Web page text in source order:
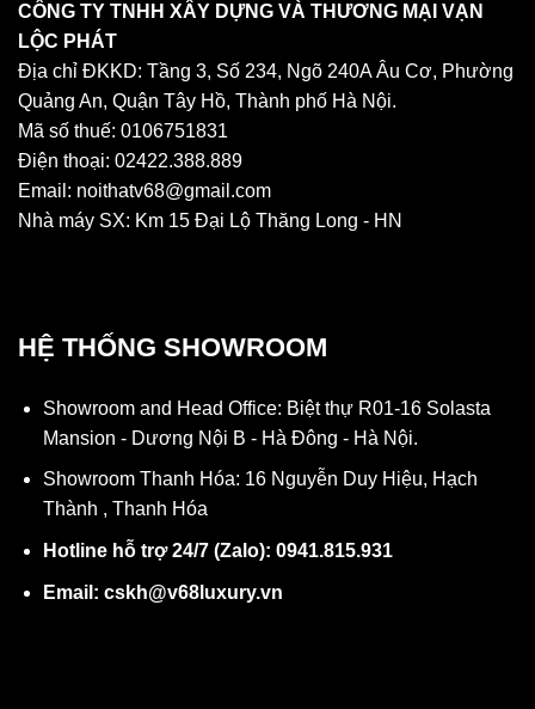
CÔNG TY TNHH XÂY DỰNG VÀ THƯƠNG MẠI VẠN
LỘC PHÁT
Địa chỉ ĐKKD: Tầng 3, Số 234, Ngõ 240A Âu Cơ, Phường
Quảng An, Quận Tây Hồ, Thành phố Hà Nội.
Mã số thuế: 0106751831
Điện thoại: 02422.388.889
Email: noithatv68@gmail.com
Nhà máy SX: Km 15 Đại Lộ Thăng Long - HN
HỆ THỐNG SHOWROOM
Showroom and Head Office: Biệt thự R01-16 Solasta
Mansion - Dương Nội B - Hà Đông - Hà Nội.
Showroom Thanh Hóa: 16 Nguyễn Duy Hiệu, Hạch
Thành , Thanh Hóa
Hotline hỗ trợ 24/7 (Zalo): 0941.815.931
Email: cskh@v68luxury.vn